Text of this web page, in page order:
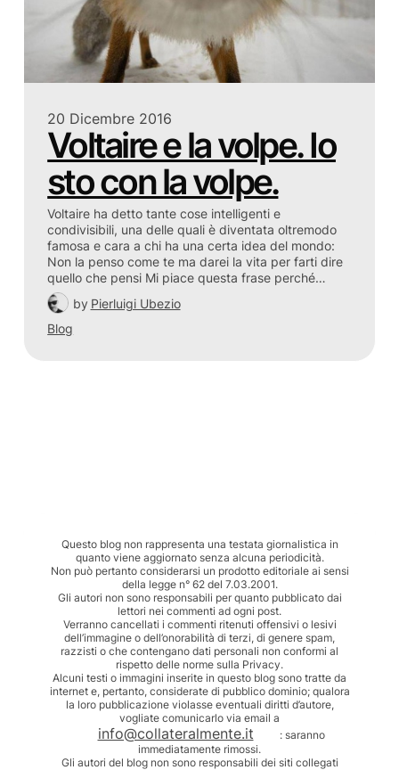
20 Dicembre 2016
Voltaire e la volpe. Io
sto con la volpe.
Voltaire ha detto tante cose intelligenti e
condivisibili, una delle quali è diventata oltremodo
famosa e cara a chi ha una certa idea del mondo:
Non la penso come te ma darei la vita per farti dire
quello che pensi Mi piace questa frase perché…
by Pierluigi Ubezio
Blog
Questo blog non rappresenta una testata giornalistica in
quanto viene aggiornato senza alcuna periodicità.
Non può pertanto considerarsi un prodotto editoriale ai sensi
della legge n° 62 del 7.03.2001.
Gli autori non sono responsabili per quanto pubblicato dai
lettori nei commenti ad ogni post.
Verranno cancellati i commenti ritenuti offensivi o lesivi
dell’immagine o dell’onorabilità di terzi, di genere spam,
razzisti o che contengano dati personali non conformi al
rispetto delle norme sulla Privacy.
Alcuni testi o immagini inserite in questo blog sono tratte da
internet e, pertanto, considerate di pubblico dominio; qualora
la loro pubblicazione violasse eventuali diritti d’autore,
vogliate comunicarlo via email a
info@collateralmente.it
: saranno
immediatamente rimossi.
Gli autori del blog non sono responsabili dei siti collegati